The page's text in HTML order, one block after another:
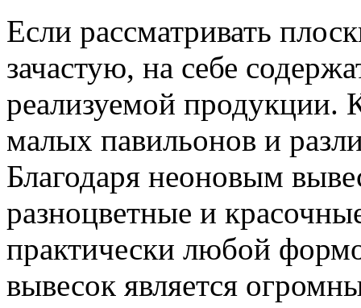
Если рассматривать
зачастую, на себе
реализуемой продукции.
малых павильонов и
Благодаря неоновым
разноцветные и
практически любой
вывесок является